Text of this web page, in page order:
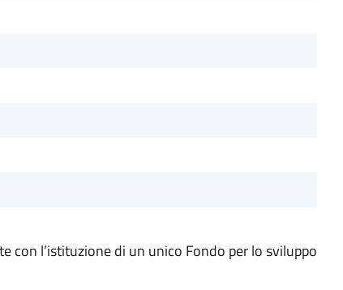
l’istituzione di un unico Fondo per lo sviluppo